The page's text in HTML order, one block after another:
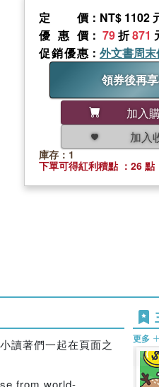
定價 ：NT$ 1102
優惠價 ： 79折871
促銷優惠 ： 外文書周
領券後再
加入
加入
庫存：1
下單可得紅利積點 ：26 點
讀著們一起在頁面之
from world-
更多